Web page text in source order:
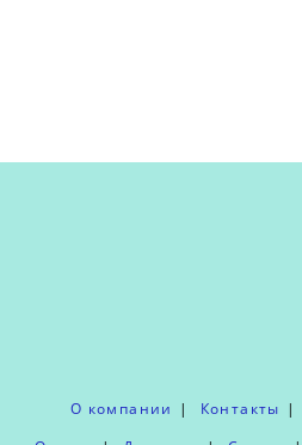
О компании Контакты